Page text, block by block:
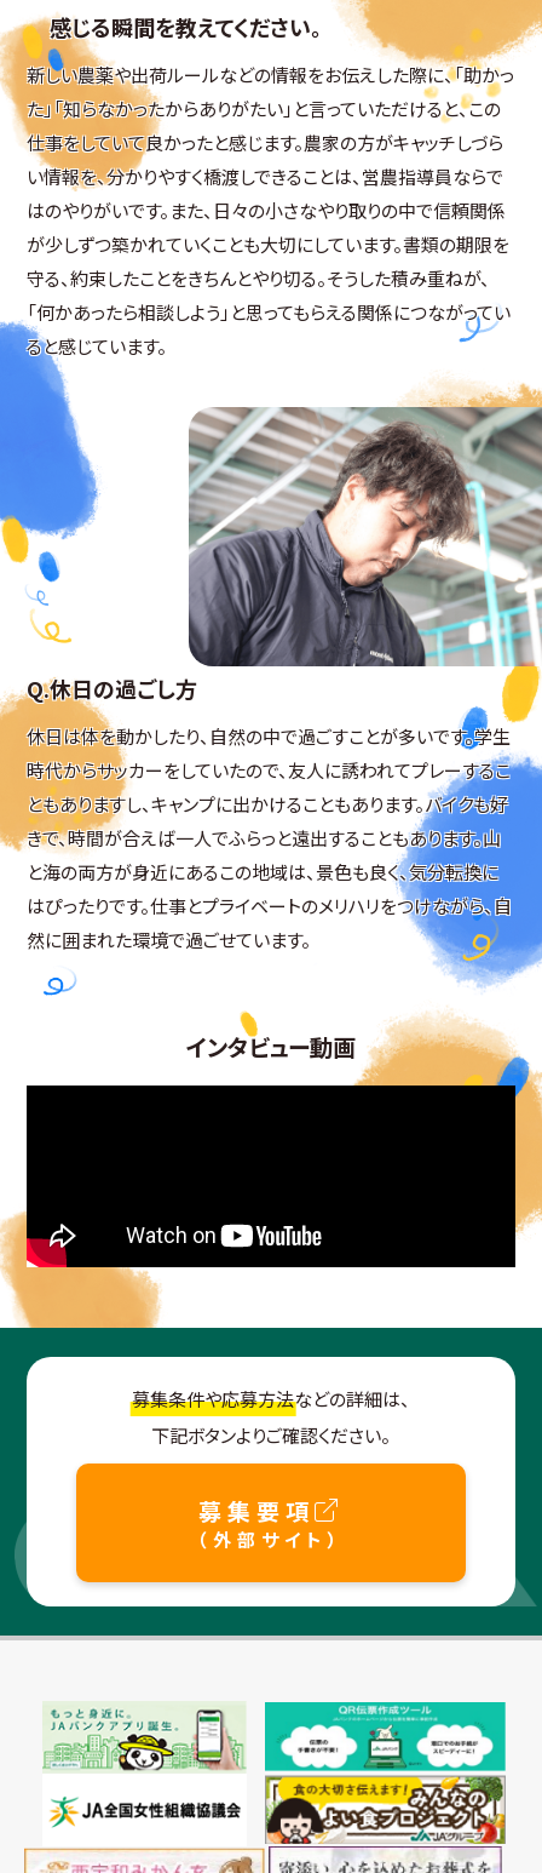
感じる瞬間を教えてください。
新しい農薬や出荷ルールなどの情報をお伝えした際に、「助かっ
た」「知らなかったからありがたい」と言っていただけると、この
仕事をしていて良かったと感じます。農家の方がキャッチしづら
い情報を、分かりやすく橋渡しできることは、営農指導員ならで
はのやりがいです。また、日々の小さなやり取りの中で信頼関係
が少しずつ築かれていくことも大切にしています。書類の期限を
守る、約束したことをきちんとやり切る。そうした積み重ねが、
「何かあったら相談しよう」と思ってもらえる関係につながってい
ると感じています。
休日の過ごし方
休日は体を動かしたり、自然の中で過ごすことが多いです。学生
時代からサッカーをしていたので、友人に誘われてプレーするこ
ともありますし、キャンプに出かけることもあります。バイクも好
きで、時間が合えば一人でふらっと遠出することもあります。山
と海の両方が身近にあるこの地域は、景色も良く、気分転換に
はぴったりです。仕事とプライベートのメリハリをつけながら、自
然に囲まれた環境で過ごせています。
インタビュー動画
募集条件や応募方法などの詳細は、
下記ボタンよりご確認ください。
募集要項
（外部サイト）